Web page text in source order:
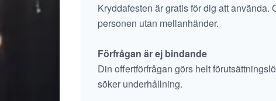
Kryddafesten är gratis för dig att
personen utan mellanhänder.
Förfrågan är ej bindande
Din offertförfrågan görs helt
söker underhållning.